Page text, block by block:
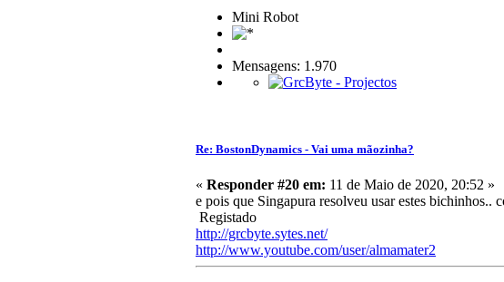
Mini Robot
Mensagens: 1.970
Re: BostonDynamics - Vai uma mãozinha?
« Responder #20 em: 11 de Maio de 2020, 20:52 »
e pois que Singapura resolveu usar estes bichinhos..
Registado
http://grcbyte.sytes.net/
http://www.youtube.com/user/almamater2